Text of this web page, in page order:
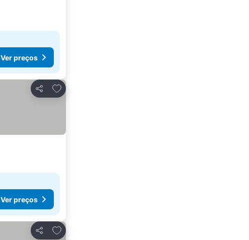
Ver preços
Partilhar
Adicionar aos favoritos
Ver preços
Partilhar
Adicionar aos favoritos